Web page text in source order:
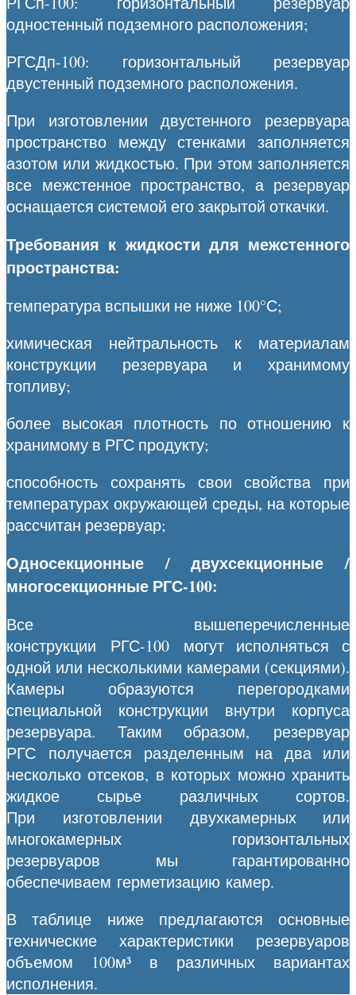
одностенный подземного расположения;
РГСДп-100: горизонтальный резервуар
двустенный подземного расположения.
При изготовлении двустенного резервуара
пространство между стенками заполняется
азотом или жидкостью. При этом заполняется
все межстенное пространство, а резервуар
оснащается системой его закрытой откачки.
Требования к жидкости для межстенного
пространства:
температура вспышки не ниже 100°С;
химическая нейтральность к материалам
конструкции резервуара и хранимому
топливу;
более высокая плотность по отношению к
хранимому в РГС продукту;
способность сохранять свои свойства при
температурах окружающей среды, на которые
рассчитан резервуар;
Односекционные / двухсекционные /
многосекционные РГС-100:
Все вышеперечисленные
конструкции РГС-100 могут исполняться с
одной или несколькими камерами (секциями).
Камеры образуются перегородками
специальной конструкции внутри корпуса
резервуара. Таким образом, резервуар
РГС получается разделенным на два или
несколько отсеков, в которых можно хранить
жидкое сырье различных сортов.
При изготовлении двухкамерных или
многокамерных горизонтальных
резервуаров мы гарантированно
обеспечиваем герметизацию камер.
В таблице ниже предлагаются основные
технические характеристики резервуаров
объемом 100м³ в различных вариантах
исполнения.